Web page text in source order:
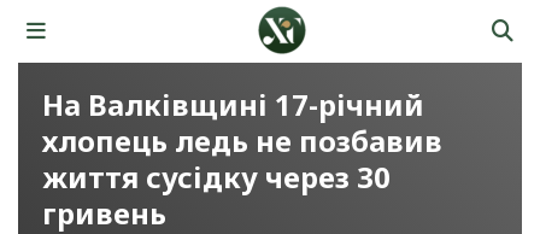
На Валківщині 17-річний
хлопець ледь не позбавив
життя сусідку через 30
гривень